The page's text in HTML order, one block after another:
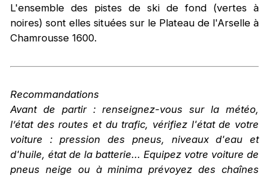
L'ensemble des pistes de ski de fond (vertes à
noires) sont elles situées sur le Plateau de l'Arselle à
Chamrousse 1600.
Recommandations
Avant de partir : renseignez-vous sur la météo,
l’état des routes et du trafic, vérifiez l'état de votre
voiture : pression des pneus, niveaux d'eau et
d'huile, état de la batterie... Equipez votre voiture de
pneus neige ou à minima prévoyez des chaînes